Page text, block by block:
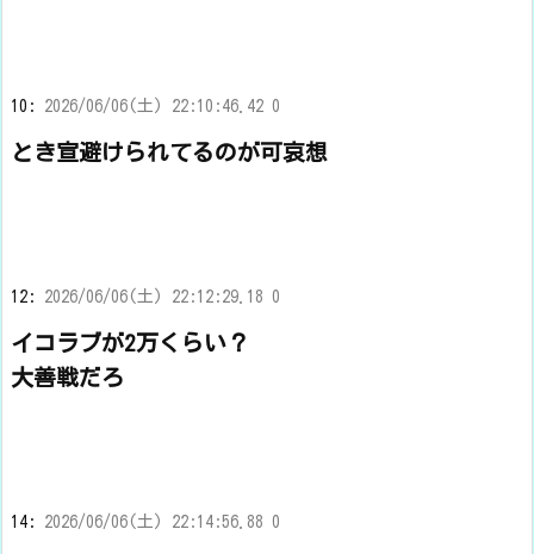
10: 2026/06/06(土) 22:10:46.42 0
とき宣避けられてるのが可哀想
12: 2026/06/06(土) 22:12:29.18 0
イコラブが2万くらい？
大善戦だろ
14: 2026/06/06(土) 22:14:56.88 0